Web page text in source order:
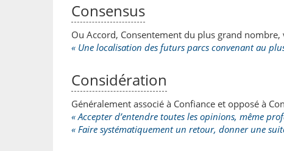
Consensus
Ou Accord, Consentement du plus grand
« Une localisation des futurs parcs convenant au
Considération
Généralement associé à Confiance et opposé à
« Accepter d’entendre toutes les opinions, même
« Faire systématiquement un retour, donner une